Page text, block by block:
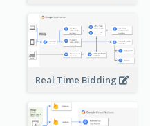
Real Time Bidding